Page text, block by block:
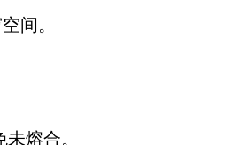
间。
熔合。